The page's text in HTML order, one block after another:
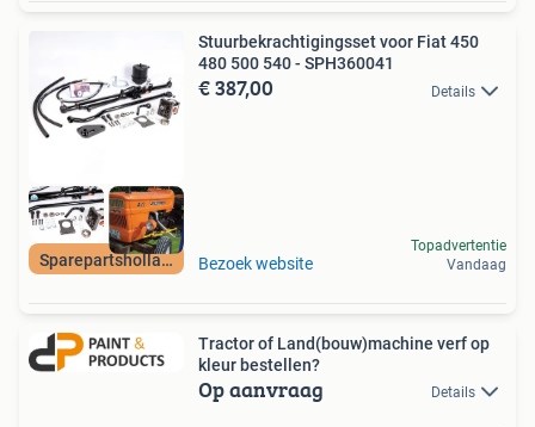
Sparepartsholland
Stuurbekrachtigingsset voor Fiat 450
480 500 540 - SPH360041
€ 387,00 Details
Bezoek website
Topadvertentie
Vandaag
Tractor of Land(bouw)machine verf op
kleur bestellen?
Op aanvraag Details